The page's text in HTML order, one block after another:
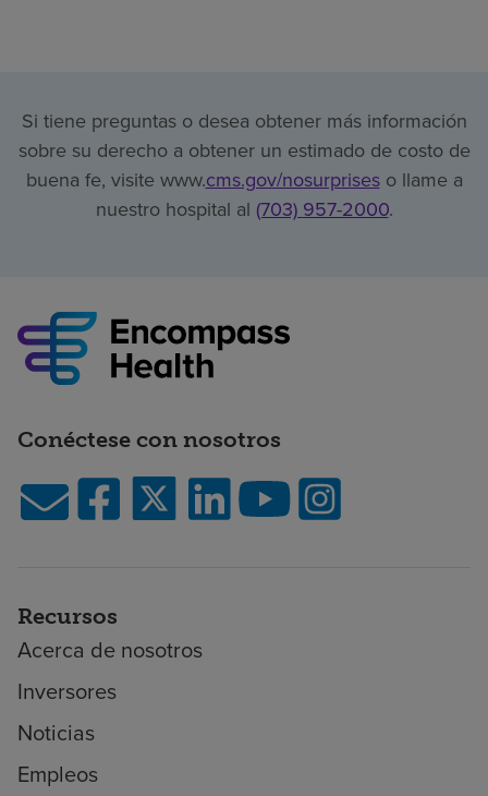
Si tiene preguntas o desea obtener más información
sobre su derecho a obtener un estimado de costo de
buena fe, visite www.cms.gov/nosurpriseso llame a
nuestro hospital al (703) 957-2000.
Conéctese con nosotros
Recursos
Acerca de nosotros
Inversores
Noticias
Empleos